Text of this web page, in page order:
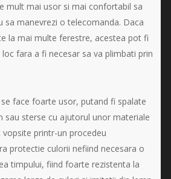
mult mai usor si mai confortabil sa
sa manevrezi o telecomanda. Daca
la mai multe ferestre, acestea pot fi
fara a fi necesar sa va plimbati prin
face foarte usor, putand fi spalate
sau sterse cu ajutorul unor materiale
printr-un procedeu
protectie culorii nefiind necesara o
timpului, fiind foarte rezistenta la